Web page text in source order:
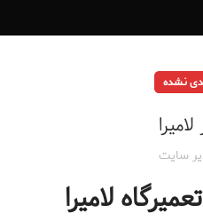
نشده
سایت
لامیرا